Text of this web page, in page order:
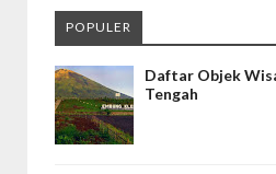
POPULER
Daftar Objek
Tengah